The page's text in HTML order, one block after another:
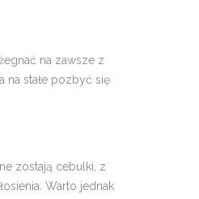
na zawsze z
na stałe pozbyć się
zostają cebulki, z
Warto jednak